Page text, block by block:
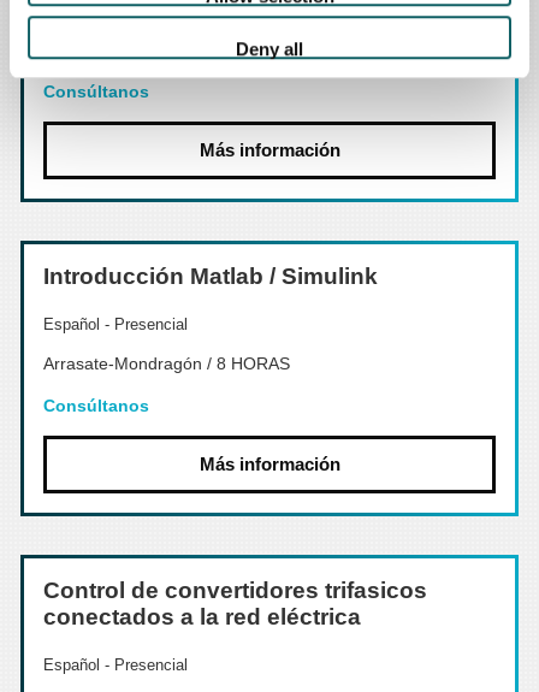
Deny all
Español - Presencial
Consúltanos
Más información
Introducción Matlab / Simulink
Español - Presencial
Arrasate-Mondragón / 8 HORAS
Consúltanos
Más información
Control de convertidores trifasicos
conectados a la red eléctrica
Español - Presencial